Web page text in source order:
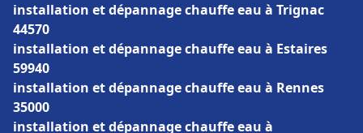
installation et dépannage chauffe eau à Trignac
44570
installation et dépannage chauffe eau à Estaires
59940
installation et dépannage chauffe eau à Rennes
35000
installation et dépannage chauffe eau à